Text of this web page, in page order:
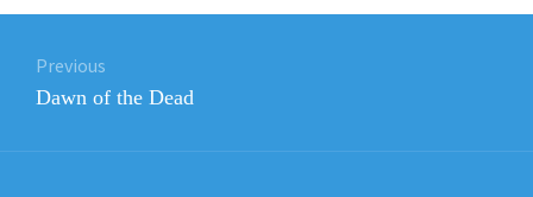
navigation
Previous
Previous
Dawn of the Dead